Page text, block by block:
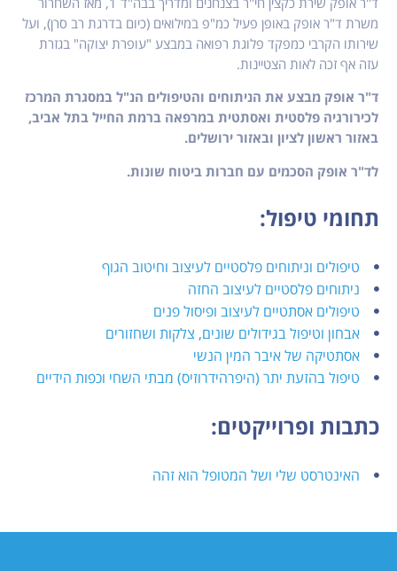
משרת ד"ר אופק באופן פעיל כמ"פ במילואים (כיום בדרגת רב סרן), ועל
שירותו הקרבי כמפקד פלוגת רפואה במבצע "עופרת יצוקה" בגזרת
עזה אף זכה לאות הצטיינות.
ד"ר אופק מבצע את הניתוחים והטיפולים הנ"ל במסגרת המרכז
לכירורגיה פלסטית ואסתטית במרפאה ברמת החייל בתל אביב,
באזור ראשון לציון ובאזור ירושלים.
לד"ר אופק הסכמים עם חברות ביטוח שונות.
תחומי טיפול:
טיפולים וניתוחים פלסטיים לעיצוב וחיטוב הגוף
ניתוחים פלסטיים לעיצוב החזה
טיפולים אסתטיים לעיצוב ופיסול פנים
אבחון וטיפול בגידולים שונים, צלקות ושחזורים
אסתטיקה של איבר המין הנשי
טיפול בהזעת יתר (היפרהידרוזיס) מבתי השחי וכפות הידיים
כתבות ופרוייקטים:
האינטרסט שלי ושל המטופל הוא זהה